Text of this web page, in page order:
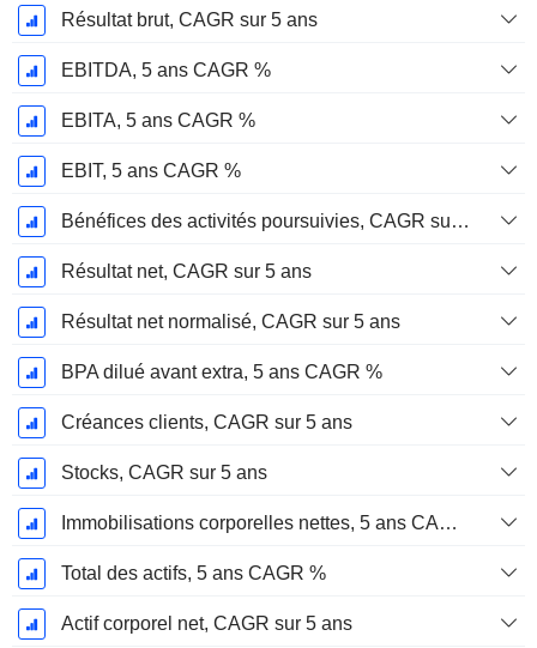
Résultat brut, CAGR sur 5 ans
EBITDA, 5 ans CAGR %
EBITA, 5 ans CAGR %
EBIT, 5 ans CAGR %
Bénéfices des activités poursuivies, CAGR sur 5 ans
Résultat net, CAGR sur 5 ans
Résultat net normalisé, CAGR sur 5 ans
BPA dilué avant extra, 5 ans CAGR %
Créances clients, CAGR sur 5 ans
Stocks, CAGR sur 5 ans
Immobilisations corporelles nettes, 5 ans CAGR %
Total des actifs, 5 ans CAGR %
Actif corporel net, CAGR sur 5 ans